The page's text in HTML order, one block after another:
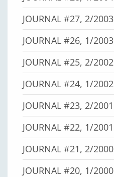
JOURNAL #27, 2/2003
JOURNAL #26, 1/2003
JOURNAL #25, 2/2002
JOURNAL #24, 1/2002
JOURNAL #23, 2/2001
JOURNAL #22, 1/2001
JOURNAL #21, 2/2000
JOURNAL #20, 1/2000